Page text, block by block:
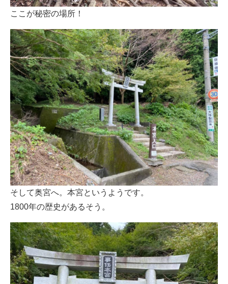
ここが秘密の場所！
そして奥宮へ。本宮というようです。
1800年の歴史があるそう。